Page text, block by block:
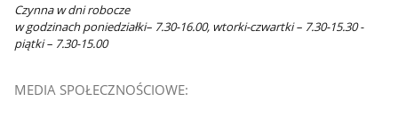
Czynna w dni robocze
w godzinach poniedziałki– 7.30-16.00, wtorki-czwartki – 7.30-15.30 -
piątki – 7.30-15.00
MEDIA SPOŁECZNOŚCIOWE: